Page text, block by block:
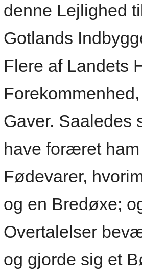
denne Lejlighed
Gotlands
Flere af Landets
Gaver. Saaledes
have foræret
Fødevarer,
og en Bredøxe;
Overtalelser
og gjorde sig et